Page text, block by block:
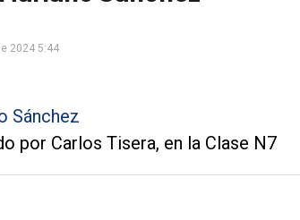
2024 5:44
por Carlos Tisera, en la Clase N7